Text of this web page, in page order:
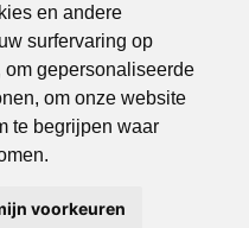
en andere
surfervaring op
gepersonaliseerde
om onze website
te begrijpen waar
voorkeuren